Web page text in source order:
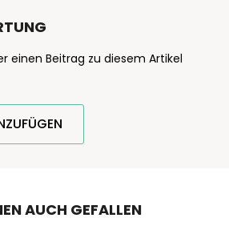
einen Beitrag zu diesem Artikel
AUCH GEFALLEN